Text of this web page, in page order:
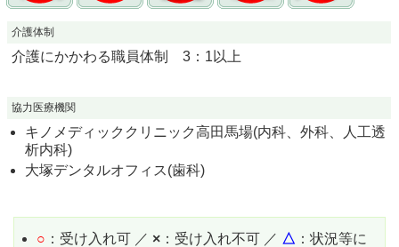
介護体制
介護にかかわる職員体制 3：1以上
協力医療機関
キノメディッククリニック高田馬場(内科、外科、人工透
析内科)
大塚デンタルオフィス(歯科)
○ ：受け入れ可 ／ × ：受け入れ不可 ／ △ ：状況等に